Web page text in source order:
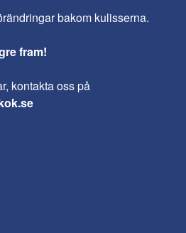
bakom kulisserna.
fram!
kontakta oss på